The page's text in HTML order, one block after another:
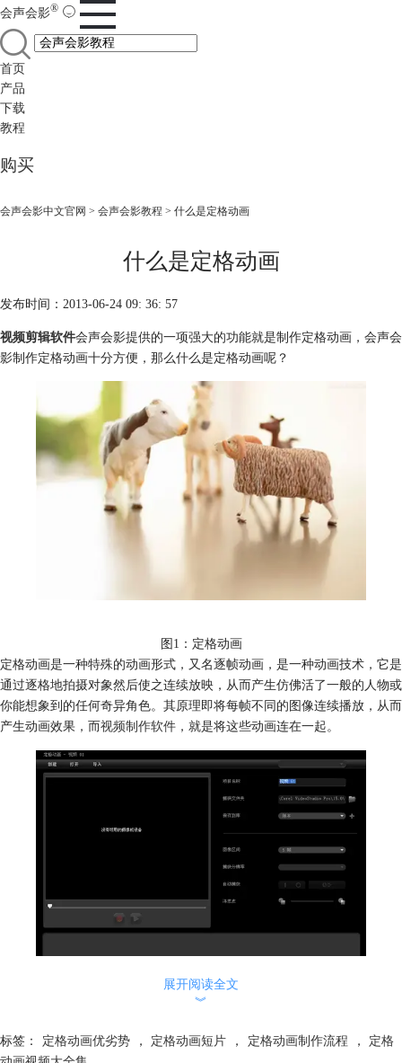
会声会影®
首页
产品
下载
教程
购买
会声会影中文官网 > 会声会影教程 > 什么是定格动画
什么是定格动画
发布时间：2013-06-24 09: 36: 57
视频剪辑软件会声会影提供的一项强大的功能就是制作定格动画，会声会
影制作定格动画十分方便，那么什么是定格动画呢？
图1：定格动画
定格动画是一种特殊的动画形式，又名逐帧动画，是一种动画技术，它是
通过逐格地拍摄对象然后使之连续放映，从而产生仿佛活了一般的人物或
你能想象到的任何奇异角色。其原理即将每帧不同的图像连续播放，从而
产生动画效果，而视频制作软件 ，就是将这些动画连在一起。
图2：定格动画界面
最基本制作定格动画的方法是利用相机作拍摄工具，为主要对象拍摄一连
展开阅读全文
︾
标签： 定格动画优劣势 ， 定格动画短片 ， 定格动画制作流程 ，
定格